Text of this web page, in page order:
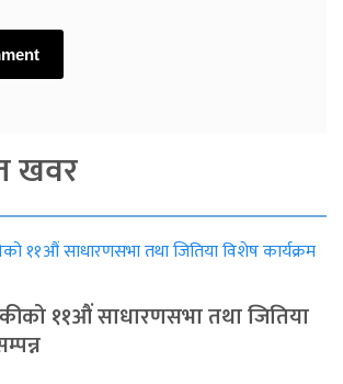
खवर
११औं साधारणसभा तथा जितिया